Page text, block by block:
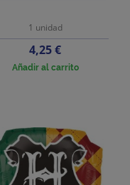
1 unidad
Precio
4,25 €
Añadir al carrito